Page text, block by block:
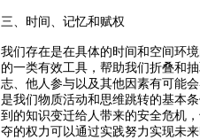
三、时间、记忆和赋权
我们存在是在具体的时间和空间环
的一类有效工具，帮助我们折叠和
志、他人参与以及其他因素有可能
是我们物质活动和思维跳转的基本
到的知识变迁给人带来的安全危机
夺的权力可以通过实践努力实现未